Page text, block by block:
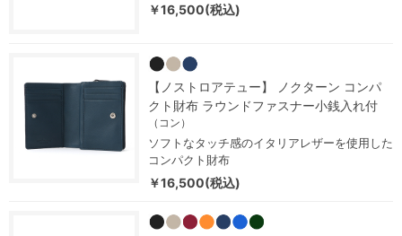
￥16,500(税込)
【ノストロアテュー】 ノクターン コンパ
クト財布 ラウンドファスナー小銭入れ付
（コン）
ソフトなタッチ感のイタリアレザーを使用した
コンパクト財布
￥16,500(税込)